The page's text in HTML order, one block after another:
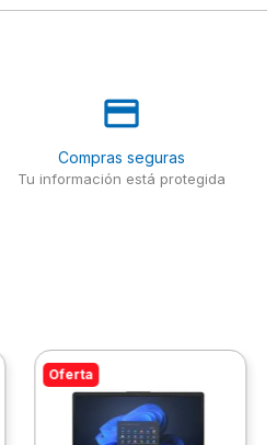
Compras seguras
Tu información está protegida
Oferta